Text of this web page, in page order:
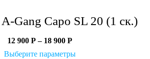
Gang Capo SL 20 (1 ск.)
12 900 Р– 18 900 Р
Выберите параметры